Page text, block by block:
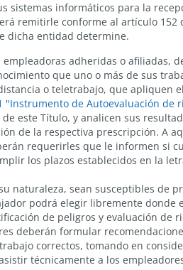
sistemas informáticos para la
remitirle conforme al artículo 152
dicha entidad determine.
adheridas o afiliadas,
que uno o más de sus
o teletrabajo, que apliquen
"Instrumento de Autoevaluación de
de este Título, y analicen sus
de la respectiva prescripción. A
requerirles que le informen si
los plazos establecidos en la
naturaleza, sean susceptibles de
podrá elegir libremente donde
de peligros y evaluación de
deberán formular
correctos, tomando en
técnicamente a los